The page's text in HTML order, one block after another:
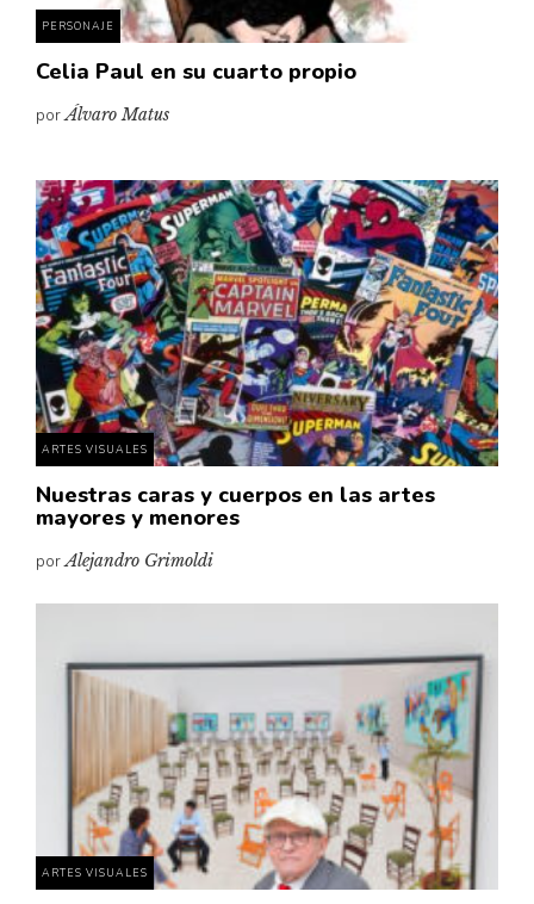
PERSONAJE
Celia Paul en su cuarto propio
porÁlvaro Matus
ARTES VISUALES
Nuestras caras y cuerpos en las artes
mayores y menores
porAlejandro Grimoldi
ARTES VISUALES